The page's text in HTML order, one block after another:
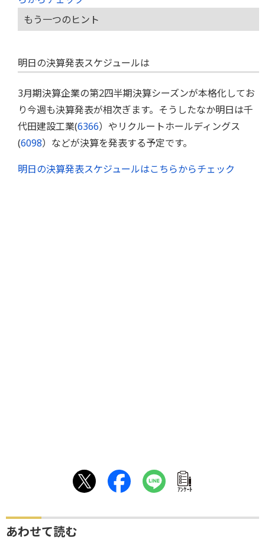
もう一つのヒント
明日の決算発表スケジュールは
3月期決算企業の第2四半期決算シーズンが本格化してお
り今週も決算発表が相次ぎます。そうしたなか明日は千
代田建設工業(6366）やリクルートホールディングス
(6098）などが決算を発表する予定です。
明日の決算発表スケジュールはこちらからチェック
ｱﾝｹｰﾄ
あわせて読む